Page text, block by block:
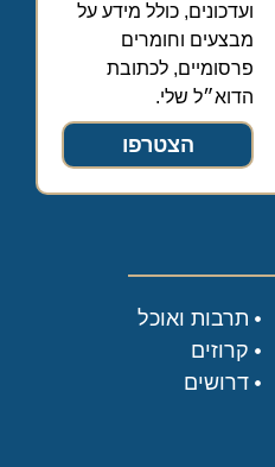
ועדכונים, כולל מידע על
מבצעים וחומרים
פרסומיים, לכתובת
הדוא״ל שלי.
הצטרפו
תרבות ואוכל
קרוזים
דרושים